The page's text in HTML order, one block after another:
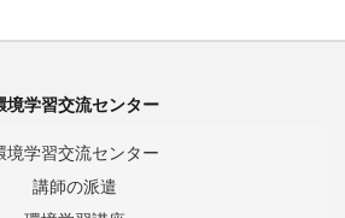
境学習交流センター
境学習交流センター
講師の派遣